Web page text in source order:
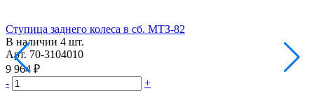
Ступица заднего колеса в сб. МТЗ-82
В наличии 4 шт.
Арт. 70-3104010
9 964 ₽
-
+